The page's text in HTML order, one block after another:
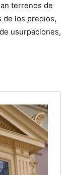
terrenos de
de los predios,
usurpaciones,